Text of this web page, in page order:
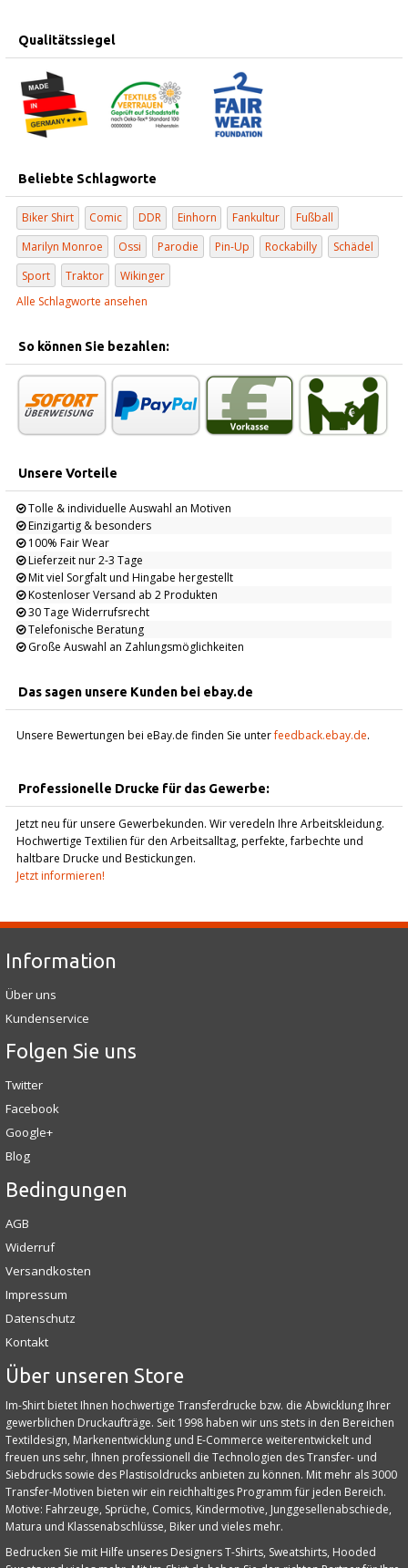
Qualitätssiegel
Beliebte Schlagworte
Biker Shirt Comic DDR Einhorn Fankultur
Fußball
Marilyn Monroe
Ossi Parodie Pin-Up Rockabilly
Schädel
Sport
Traktor
Wikinger
Alle Schlagworte ansehen
So können Sie bezahlen:
Unsere Vorteile
Tolle & individuelle Auswahl an Motiven
Einzigartig & besonders
100% Fair Wear
Lieferzeit nur 2-3 Tage
Mit viel Sorgfalt und Hingabe hergestellt
Kostenloser Versand ab 2 Produkten
30 Tage Widerrufsrecht
Telefonische Beratung
Große Auswahl an Zahlungsmöglichkeiten
Das sagen unsere Kunden bei ebay.de
Unsere Bewertungen bei eBay.de finden Sie unterfeedback.ebay.de.
Professionelle Drucke für das Gewerbe:
Jetzt neu für unsere Gewerbekunden. Wir veredeln Ihre Arbeitskleidung.
Hochwertige Textilien für den Arbeitsalltag, perfekte, farbechte und
haltbare Drucke und Bestickungen.
Jetzt informieren!
Information
Über uns
Kundenservice
Folgen Sie uns
Twitter
Facebook
Google+
Blog
Bedingungen
AGB
Widerruf
Versandkosten
Impressum
Datenschutz
Kontakt
Über unseren Store
Im-Shirt bietet Ihnen hochwertige Transferdrucke bzw. die Abwicklung Ihrer
gewerblichen Druckaufträge. Seit 1998 haben wir uns stets in den Bereichen
Textildesign, Markenentwicklung und E‑Commerce weiterentwickelt und
freuen uns sehr, Ihnen professionell die Technologien des Transfer- und
Siebdrucks sowie des Plastisoldrucks anbieten zu können. Mit mehr als 3000
Transfer-Motiven bieten wir ein reichhaltiges Programm für jeden Bereich.
Motive: Fahrzeuge, Sprüche, Comics, Kindermotive, Junggesellenabschiede,
Matura und Klassenabschlüsse, Biker und vieles mehr.
Bedrucken Sie mit Hilfe unseres Designers T-Shirts, Sweatshirts, Hooded